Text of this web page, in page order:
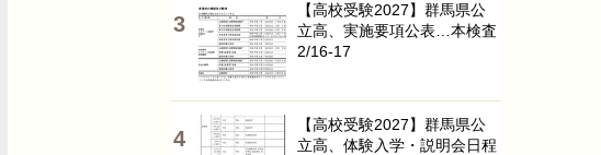
【高校受験2027】群馬県公
立高、実施要項公表…本検査
2/16-17
【高校受験2027】群馬県公
立高、体験入学・説明会日程